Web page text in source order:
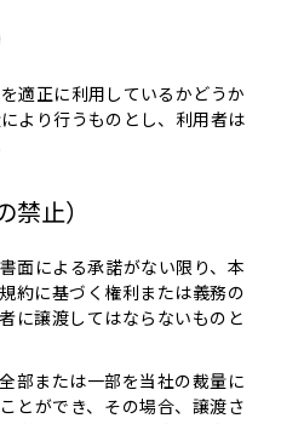
適正に利用しているかどうか
より行うものとし、利用者は
止）
面による承諾がない限り、本
約に基づく権利または義務の
に譲渡してはならないものと
部または一部を当社の裁量に
とができ、その場合、譲渡さ